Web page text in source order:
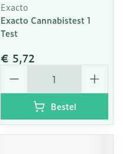
Exacto
Exacto Cannabistest 1
Test
€ 5,72
Aantal
Bestel